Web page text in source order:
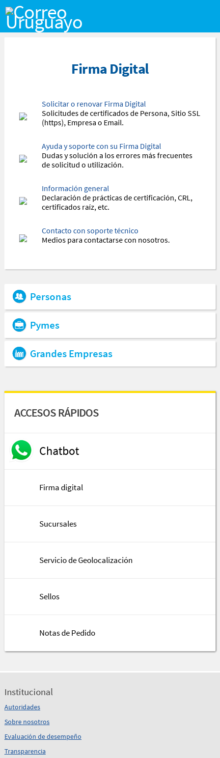
Saltar al contenido
Firma Digital
Solicitar o renovar Firma Digital
Solicitudes de certificados de Persona, Sitio SSL
(https), Empresa o Email.
Ayuda y soporte con su Firma Digital
Dudas y solución a los errores más frecuentes
de solicitud o utilización.
Información general
Declaración de prácticas de certificación, CRL,
certificados raíz, etc.
Contacto con soporte técnico
Medios para contactarse con nosotros.
Personas
Pymes
Grandes Empresas
ACCESOS RÁPIDOS
Chatbot
Firma digital
Sucursales
Servicio de Geolocalización
Sellos
Notas de Pedido
Institucional
Autoridades
Sobre nosotros
Evaluación de desempeño
Transparencia